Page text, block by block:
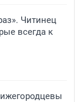
Читинец
всегда к